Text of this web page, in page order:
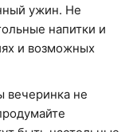
ужин. Не
напитки и
и возможных
вечеринка не